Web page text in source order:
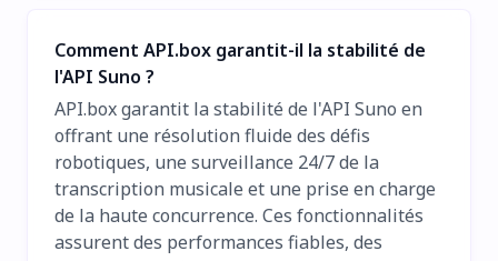
Comment API.box garantit-il la stabilité de
l'API Suno ?
API.box garantit la stabilité de l'API Suno en
offrant une résolution fluide des défis
robotiques, une surveillance 24/7 de la
transcription musicale et une prise en charge
de la haute concurrence. Ces fonctionnalités
assurent des performances fiables, des